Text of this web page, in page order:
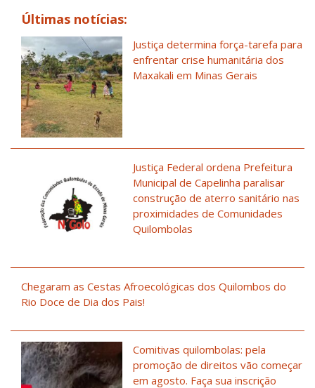
Últimas notícias:
Justiça determina força-tarefa para
enfrentar crise humanitária dos
Maxakali em Minas Gerais
Justiça Federal ordena Prefeitura
Municipal de Capelinha paralisar
construção de aterro sanitário nas
proximidades de Comunidades
Quilombolas
Chegaram as Cestas Afroecológicas dos Quilombos do
Rio Doce de Dia dos Pais!
Comitivas quilombolas: pela
promoção de direitos vão começar
em agosto. Faça sua inscrição